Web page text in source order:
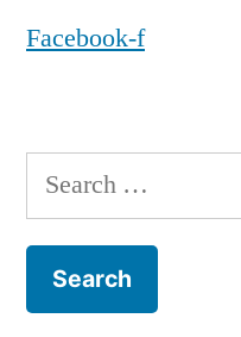
Facebook-f
Search
for: